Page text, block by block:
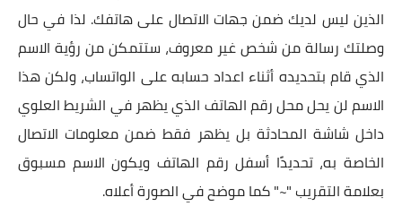
الذين ليس لديك ضمن جهات الاتصال على هاتفك. لذا في حال
وصلتك رسالة من شخص غير معروف، ستتمكن من رؤية الاسم
الذي قام بتحديده أثناء اعداد حسابه على الواتساب، ولكن هذا
الاسم لن يحل محل رقم الهاتف الذي يظهر في الشريط العلوي
داخل شاشة المحادثة بل يظهر فقط ضمن معلومات الاتصال
الخاصة به، تحديدًا أسفل رقم الهاتف ويكون الاسم مسبوق
بعلامة التقريب "~" كما موضح في الصورة أعلاه.